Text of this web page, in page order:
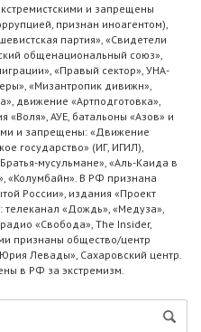
и запрещены
признан иноагентом),
партия», «Свидетели
общенациональный союз»,
«Правый сектор», УНА-
«Мизантропик дивижн»,
движение «Артподготовка»,
«Воля», АУЕ, батальоны «Азов» и
и запрещены: «Движение
государство» (ИГ, ИГИЛ),
мусульмане», «Аль-Каида в
«Колумбайн». В РФ признана
России», издания «Проект
«Дождь», «Медуза»,
«Свобода», The Insider,
признаны общество/центр
Левады», Сахаровский центр.
в РФ за экстремизм.